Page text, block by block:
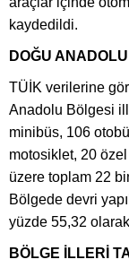
kaydedildi.
DOĞU
TÜİK verilerine
Anadolu Bölgesi
minibüs, 106
motosiklet, 20
üzere toplam 22
Bölgede devri
yüzde 55,32
BÖLGE İLLERİ